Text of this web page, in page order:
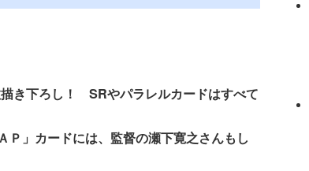
き下ろし！ SRやパラレルカードはすべて
」カードには、監督の瀬下寛之さんもし